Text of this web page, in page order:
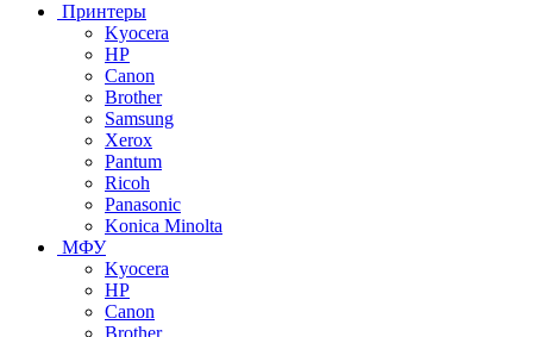
Принтеры
Kyocera
HP
Canon
Brother
Samsung
Xerox
Pantum
Ricoh
Panasonic
Konica Minolta
МФУ
Kyocera
HP
Canon
Brother